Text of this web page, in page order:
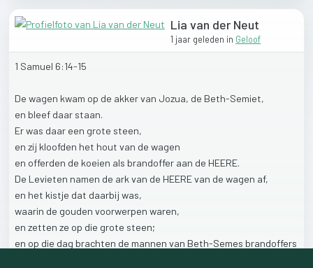
Lia van der Neut
1 jaar geleden in Geloof
1 Samuel 6:14-15
De wagen kwam op de akkervan Jozua, de Beth-Semiet,
en bleef daar staan.
Erwas daar een grote steen,
en zij kloofden het hout van de wagen
en offerden de koeien als brandoffer aan de HEERE.
De Levieten namen de ark van de HEEREvan de wagen af,
en het kistje dat daarbij was,
waarin de gouden voorwerpen waren,
en zetten ze op die grote steen;
en op die dag brachten de mannen van Beth-Semes brandoffers